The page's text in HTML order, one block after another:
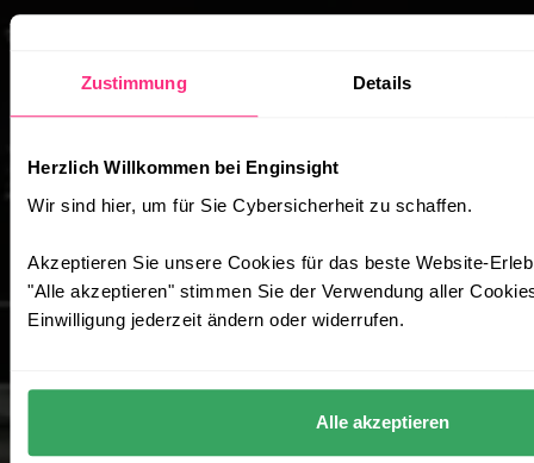
Zustimmung Details
Herzlich Willkommen bei Enginsight
Wir sind hier, um für Sie Cybersicherheit zu schaffen.
Akzeptieren Sie unsere Cookies für das beste Website-
"Alle akzeptieren" stimmen Sie der Verwendung aller
Einwilligung jederzeit ändern oder widerrufen.
Alle akzeptieren